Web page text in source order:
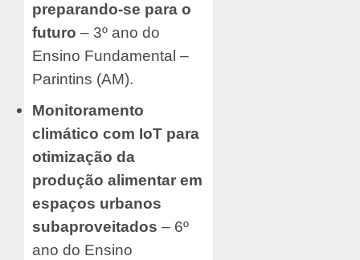
preparando-se para o
futuro – 3º ano do
Ensino Fundamental –
Parintins (AM).
Monitoramento
climático com IoT para
otimização da
produção alimentar em
espaços urbanos
subaproveitados – 6º
ano do Ensino